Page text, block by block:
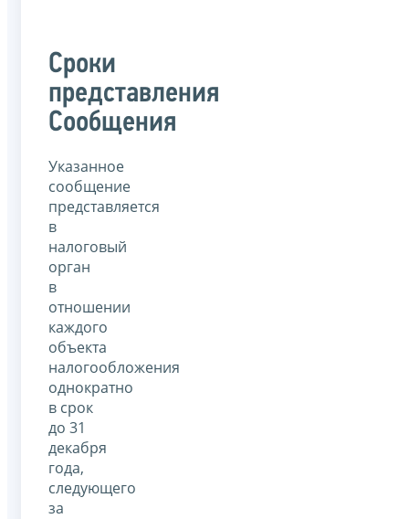
Сроки
представления
Сообщения
Указанное
сообщение
представляется
в
налоговый
орган
в
отношении
каждого
объекта
налогообложения
однократно
в срок
до 31
декабря
года,
следующего
за